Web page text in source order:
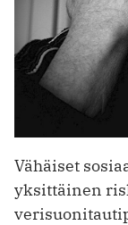
Vähäiset
yksittäinen